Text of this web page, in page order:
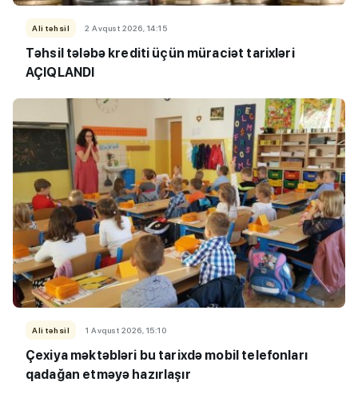
Ali təhsil 2 Avqust 2026, 14:15
Təhsil tələbə krediti üçün müraciət tarixləri
AÇIQLANDI
Ali təhsil 1 Avqust 2026, 15:10
Çexiya məktəbləri bu tarixdə mobil telefonları
qadağan etməyə hazırlaşır